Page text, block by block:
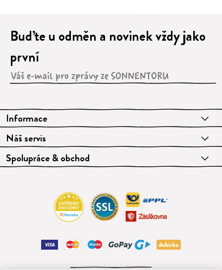
Informace
Náš servis
Spolupráce & obchod
Buďte u odměn a novinek vždy jako
první